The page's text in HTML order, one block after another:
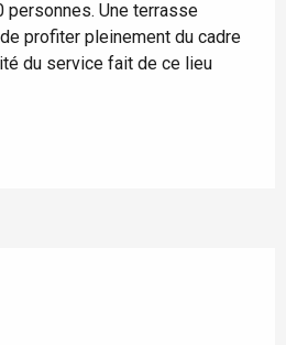
personnes. Une terrasse
profiter pleinement du cadre
du service fait de ce lieu